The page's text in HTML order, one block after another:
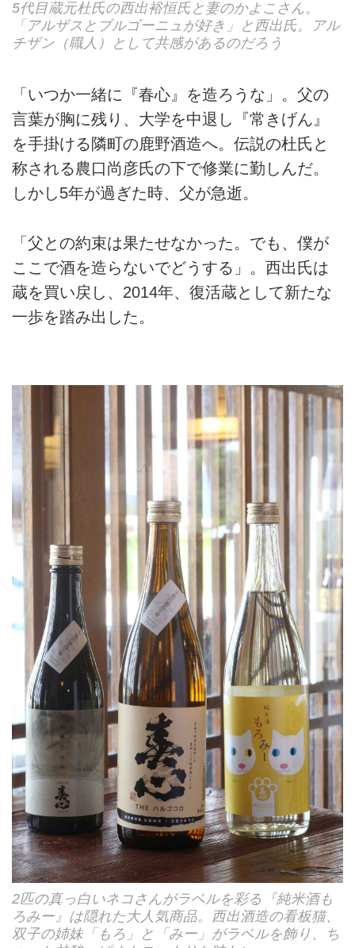
5代目蔵元杜氏の西出裕恒氏と妻のかよこさん。
「アルザスとブルゴーニュが好き」と西出氏。アル
チザン（職人）として共感があるのだろう
「いつか一緒に『春心』を造ろうな」。父の
言葉が胸に残り、大学を中退し『常きげん』
を手掛ける隣町の鹿野酒造へ。伝説の杜氏と
称される農口尚彦氏の下で修業に勤しんだ。
しかし5年が過ぎた時、父が急逝。
「父との約束は果たせなかった。でも、僕が
ここで酒を造らないでどうする」。西出氏は
蔵を買い戻し、2014年、復活蔵として新たな
一歩を踏み出した。
2匹の真っ白いネコさんがラベルを彩る『純米酒も
ろみー』は隠れた大人気商品。西出酒造の看板猫、
双子の姉妹「もろ」と「みー」がラベルを飾り、ち